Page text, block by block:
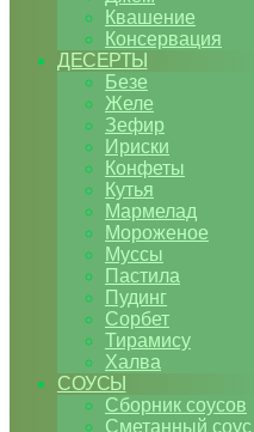
Квашение
Консервация
ДЕСЕРТЫ
Безе
Желе
Зефир
Ириски
Конфеты
Кутья
Мармелад
Мороженое
Муссы
Пастила
Пудинг
Сорбет
Тирамису
Халва
СОУСЫ
Сборник соусов
Сметанный соус